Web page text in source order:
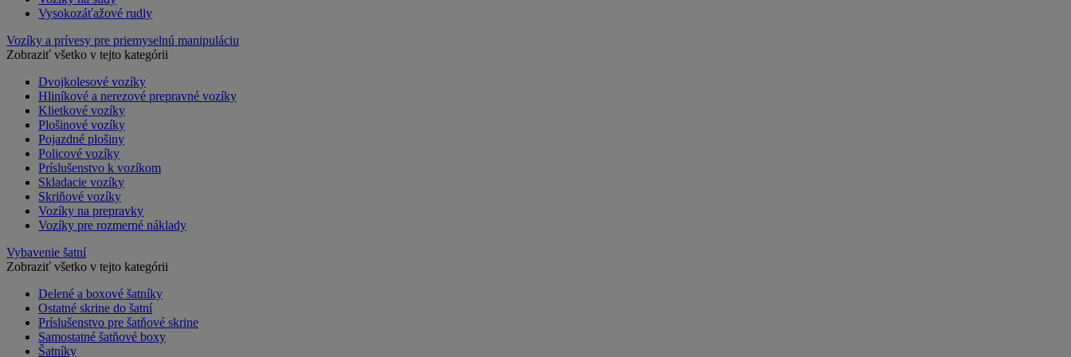
Vysokozáťažové rudly
Vozíky a prívesy pre priemyselnú manipuláciu
Zobraziť všetko v tejto kategórii
Dvojkolesové vozíky
Hliníkové a nerezové prepravné vozíky
Klietkové vozíky
Plošinové vozíky
Pojazdné plošiny
Policové vozíky
Príslušenstvo k vozíkom
Skladacie vozíky
Skriňové vozíky
Vozíky na prepravky
Vozíky pre rozmerné náklady
Vybavenie šatní
Zobraziť všetko v tejto kategórii
Delené a boxové šatníky
Ostatné skrine do šatní
Príslušenstvo pre šatňové skrine
Samostatné šatňové boxy
Šatníky